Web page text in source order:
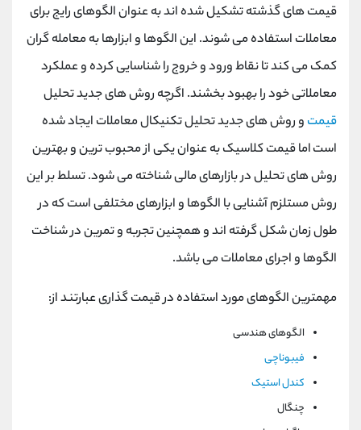
قیمت های گذشته تشکیل شده اند به عنوان الگوهای رایج برای
معاملات استفاده می شوند. این الگوها و ابزارها به معامله گران
کمک می کند تا نقاط ورود و خروج را شناسایی کرده و عملکرد
معاملاتی خود را بهبود بخشند. اگرچه روش‌ های جدید تحلیل
قیمت و روش‌ های جدید تحلیل تکنیکال معاملات ایجاد شده
است اما قیمت کلاسیک به عنوان یکی از محبوب ‌ترین و بهترین
روش‌ های تحلیل در بازارهای مالی شناخته می ‌شود. تسلط بر این
روش مستلزم آشنایی با الگوها و ابزارهای مختلفی است که در
طول زمان شکل گرفته اند و همچنین تجربه و تمرین در شناخت
الگوها و اجرای معاملات می باشد.
مهمترین الگوهای مورد استفاده در قیمت گذاری عبارتند از:
الگوهای هندسی
فیبوناچی
کندل استیک
چنگال